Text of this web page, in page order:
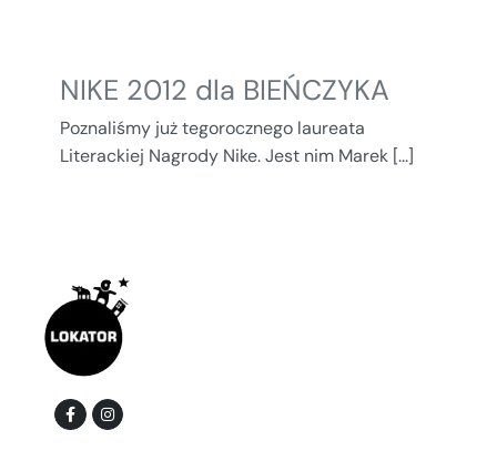
NIKE 2012 dla BIEŃCZYKA
Poznaliśmy już tegorocznego laureata
Literackiej Nagrody Nike. Jest nim Marek [...]